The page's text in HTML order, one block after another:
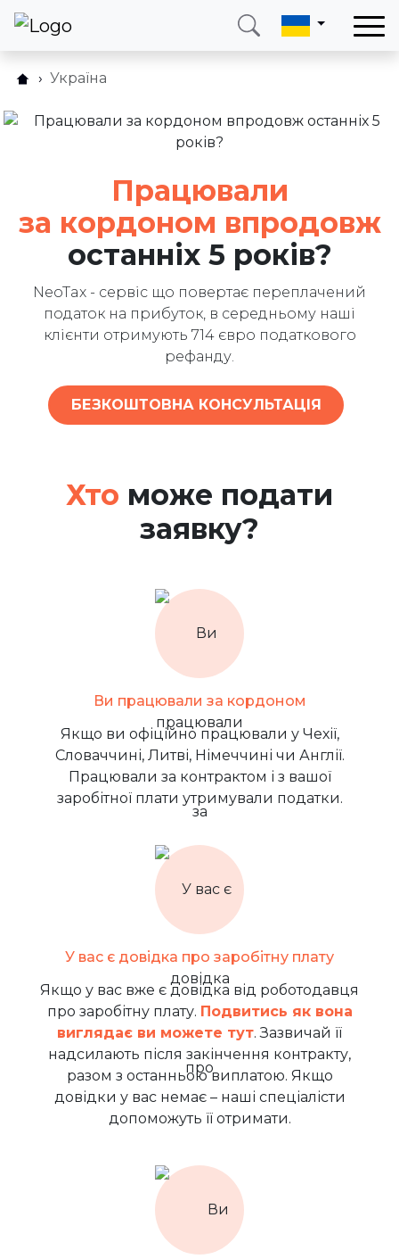
Зателефонуйте мені
Електронна пошта
Хто може подати заяву?
Як це працює?
Запитання та відповідіs
Блог
Партнерам
Напишіть нам
Україна
Працювали
за кордоном впродовж
останніх 5 років?
NeoTax - сервіс що повертає переплачений
податок на прибуток, в середньому наші
клієнти отримують 714 євро податкового
рефанду.
БЕЗКОШТОВНА КОНСУЛЬТАЦІЯ
Хто може подати
заявку?
Ви працювали за кордоном
Якщо ви офіційно працювали у Чехії,
Словаччині, Литві, Німеччині чи Англії.
Працювали за контрактом і з вашої
заробітної плати утримували податки.
У вас є довідка про заробітну плату
Якщо у вас вже є довідка від роботодавця
про заробітну плату. Подвитись як вона
виглядає ви можете тут. Зазвичай її
надсилають після закінчення контракту,
разом з останньою виплатою. Якщо
довідки у вас немає – наші спеціалісти
допоможуть її отримати.